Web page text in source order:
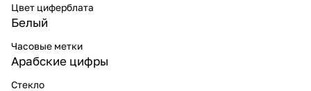
Цвет циферблата
Белый
Часовые метки
Арабские цифры
Стекло